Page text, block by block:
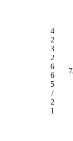
4
2
3
2
6
6
5
/
2
1